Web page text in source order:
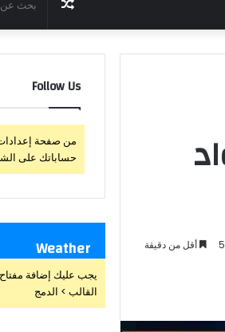
مقال
عشوائي
5 أقل من دقيقة
Follow Us
من صفحة إعدادات
حساباتك على
Weather
القالب > الدمج